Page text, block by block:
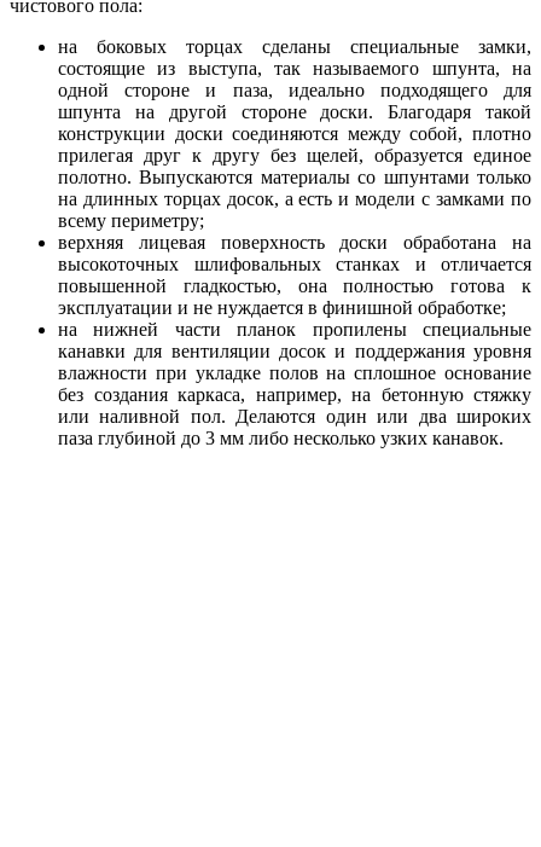
чистового пола:
на боковых торцах сделаны специальные замки,
состоящие из выступа, так называемого шпунта, на
одной стороне и паза, идеально подходящего для
шпунта на другой стороне доски. Благодаря такой
конструкции доски соединяются между собой, плотно
прилегая друг к другу без щелей, образуется единое
полотно. Выпускаются материалы со шпунтами только
на длинных торцах досок, а есть и модели с замками по
всему периметру;
верхняя лицевая поверхность доски обработана на
высокоточных шлифовальных станках и отличается
повышенной гладкостью, она полностью готова к
эксплуатации и не нуждается в финишной обработке;
на нижней части планок пропилены специальные
канавки для вентиляции досок и поддержания уровня
влажности при укладке полов на сплошное основание
без создания каркаса, например, на бетонную стяжку
или наливной пол. Делаются один или два широких
паза глубиной до 3 мм либо несколько узких канавок.